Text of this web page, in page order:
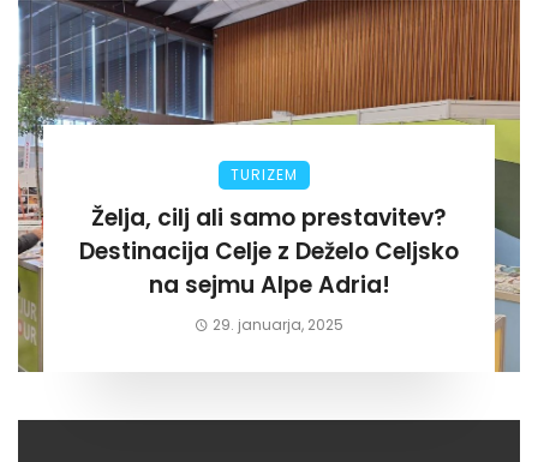
TURIZEM
Želja, cilj ali samo prestavitev?
Destinacija Celje z Deželo Celjsko
na sejmu Alpe Adria!
29. januarja, 2025